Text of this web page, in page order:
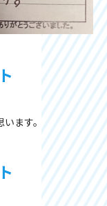
ます。